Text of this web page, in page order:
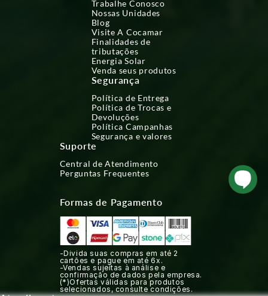
Trabalhe Conosco
Nossas Unidades
Blog
Visite A Cocamar
Finalidades de
tributações
Energia Solar
Venda seus produtos
Segurança
Política de Entrega
Política de Trocas e
Devoluções
Política Campanhas
Segurança e valores
Suporte
Central de Atendimento
Perguntas Frequentes
Formas de Pagamento
-Divida suas compras em até 2
cartões e pague em até 6x.
-Vendas sujeitas à análise e
confirmação de dados pela empresa.
(*)Ofertas válidas para produtos
selecionados, consulte condições.